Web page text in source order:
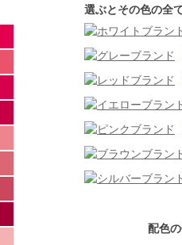
選ぶとその色の全
配色